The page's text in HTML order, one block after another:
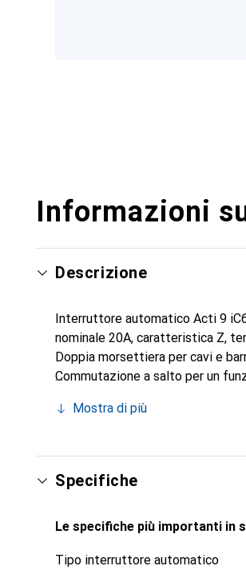
Informazioni
Descrizione
Interruttore automatico Acti 9
nominale 20A, caratteristica Z,
Doppia morsettiera per cavi e
Commutazione a salto per un
senza attrezzi e facile
dell'interruttore automatico, con
Morsetti IP20, copertura di
del dispositivo singolo con barra
Vigi iC60. Moduli ausiliari
sovratensione. Colore RAL
Mostra di più
Specifiche
Le specifiche più importanti in
Tipo interruttore automatico